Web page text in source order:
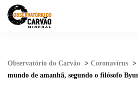
Observatório do Carvão > Coronavírus >
mundo de amanhã, segundo o filósofo